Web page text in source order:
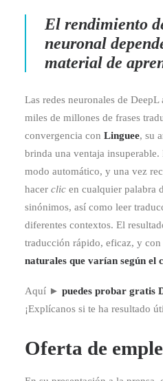
El rendimiento
neuronal
material de
Las redes neuronales de
miles de millones de frases
convergencia con Linguee, su
brinda una ventaja
modo automático, y una vez
hacer clic en cualquier palabra
sinónimos, así como leer
diferentes contextos. El
traducción rápido, eficaz, y con
naturales que varían según el
Aquí ► puedes probar gratis
¡Explícanos si te ha resultado
Oferta de